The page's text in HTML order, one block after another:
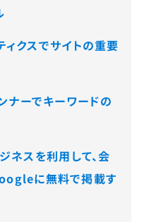
ィクスでサイトの重要
ナーでキーワードの
ネスを利用して、会
に無料で掲載す